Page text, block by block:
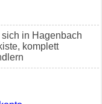
in Hagenbach
komplett